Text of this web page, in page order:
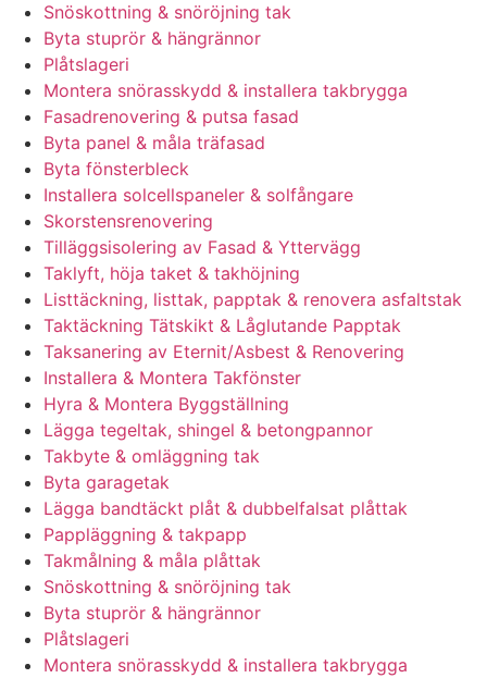
Snöskottning & snöröjning tak
Byta stuprör & hängrännor
Plåtslageri
Montera snörasskydd & installera takbrygga
Fasadrenovering & putsa fasad
Byta panel & måla träfasad
Byta fönsterbleck
Installera solcellspaneler & solfångare
Skorstensrenovering
Tilläggsisolering av Fasad & Yttervägg
Taklyft, höja taket & takhöjning
Listtäckning, listtak, papptak & renovera asfaltstak
Taktäckning Tätskikt & Låglutande Papptak
Taksanering av Eternit/Asbest & Renovering
Installera & Montera Takfönster
Hyra & Montera Byggställning
Lägga tegeltak, shingel & betongpannor
Takbyte & omläggning tak
Byta garagetak
Lägga bandtäckt plåt & dubbelfalsat plåttak
Pappläggning & takpapp
Takmålning & måla plåttak
Snöskottning & snöröjning tak
Byta stuprör & hängrännor
Plåtslageri
Montera snörasskydd & installera takbrygga